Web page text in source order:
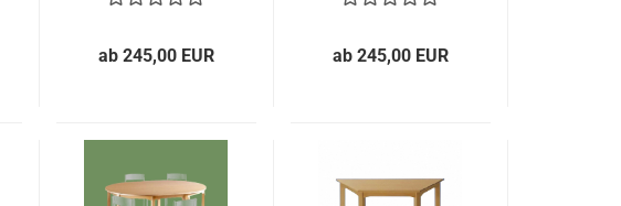
ab 245,00 EUR ab 245,00 EUR